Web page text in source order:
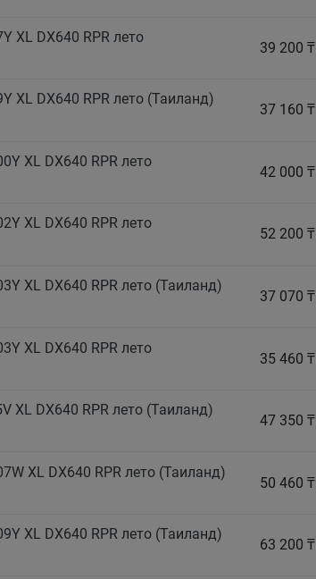
XL DX640 RPR лето
39 200 ₸
XL DX640 RPR лето (Таиланд)
37 160 ₸
XL DX640 RPR лето
42 000 ₸
XL DX640 RPR лето
52 200 ₸
XL DX640 RPR лето (Таиланд)
37 070 ₸
XL DX640 RPR лето
35 460 ₸
XL DX640 RPR лето (Таиланд)
47 350 ₸
XL DX640 RPR лето (Таиланд)
50 460 ₸
XL DX640 RPR лето (Таиланд)
63 200 ₸